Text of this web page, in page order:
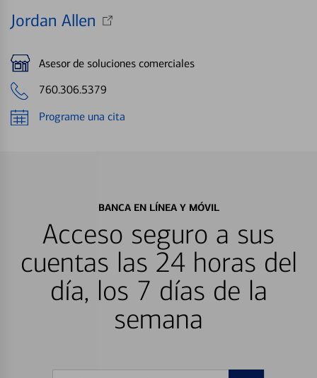
Jordan Allen
Asesor de soluciones comerciales
760.306.5379
Programe una cita
BANCA EN LÍNEA Y MÓVIL
Acceso seguro a sus
cuentas las 24 horas del
día, los 7 días de la
semana